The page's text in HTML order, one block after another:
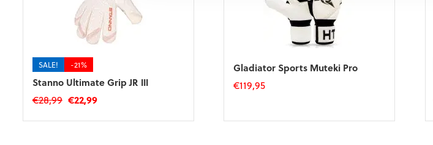
SALE! -21%
Stanno Ultimate Grip JR III
€28,99 Oorspronkelijke
€22,99Huidige
Dit
Gladiator Sports Muteki Pro
€119,95